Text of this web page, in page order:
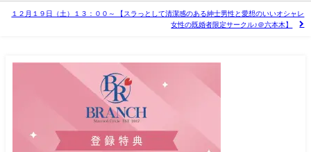
１２月１９日（土）１３：００～ 【スラっとして清潔感のある紳士男性と愛想のいいオシャレ
女性の既婚者限定サークル♪＠六本木】